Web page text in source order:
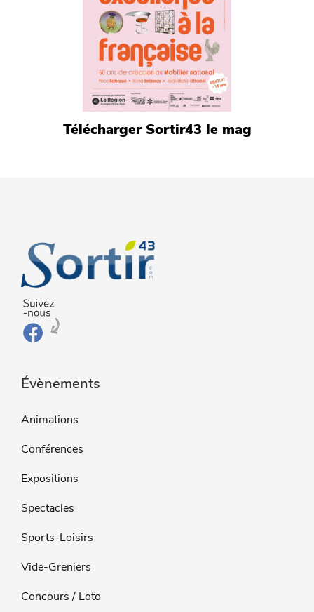
Télécharger Sortir43 le mag
Évènements
Animations
Conférences
Expositions
Spectacles
Sports-Loisirs
Vide-Greniers
Concours / Loto